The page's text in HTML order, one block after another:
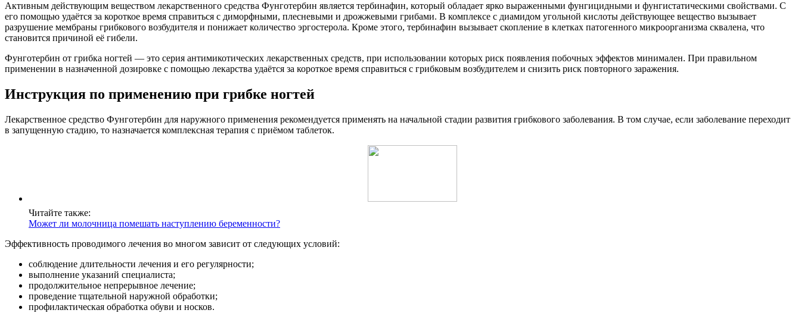
Активным действующим веществом лекарственного средства Фунготербин является тербинафин, который обладает ярко выраженными фунгицидными и фунгистатическими свойствами. С
его помощью удаётся за короткое время справиться с диморфными, плесневыми и дрожжевыми грибами. В комплексе с диамидом угольной кислоты действующее вещество вызывает
разрушение мембраны грибкового возбудителя и понижает количество эргостерола. Кроме этого, тербинафин вызывает скопление в клетках патогенного микроорганизма сквалена, что
становится причиной её гибели.
Фунготербин от грибка ногтей — это серия антимикотических лекарственных средств, при использовании которых риск появления побочных эффектов минимален. При правильном
применении в назначенной дозировке с помощью лекарства удаётся за короткое время справиться с грибковым возбудителем и снизить риск повторного заражения.
Инструкция по применению при грибке ногтей
Лекарственное средство Фунготербин для наружного применения рекомендуется применять на начальной стадии развития грибкового заболевания. В том случае, если заболевание переходит
в запущенную стадию, то назначается комплексная терапия с приёмом таблеток.
Читайте также:
Может ли молочница помешать наступлению беременности?
Эффективность проводимого лечения во многом зависит от следующих условий:
соблюдение длительности лечения и его регулярности;
выполнение указаний специалиста;
продолжительное непрерывное лечение;
проведение тщательной наружной обработки;
профилактическая обработка обуви и носков.